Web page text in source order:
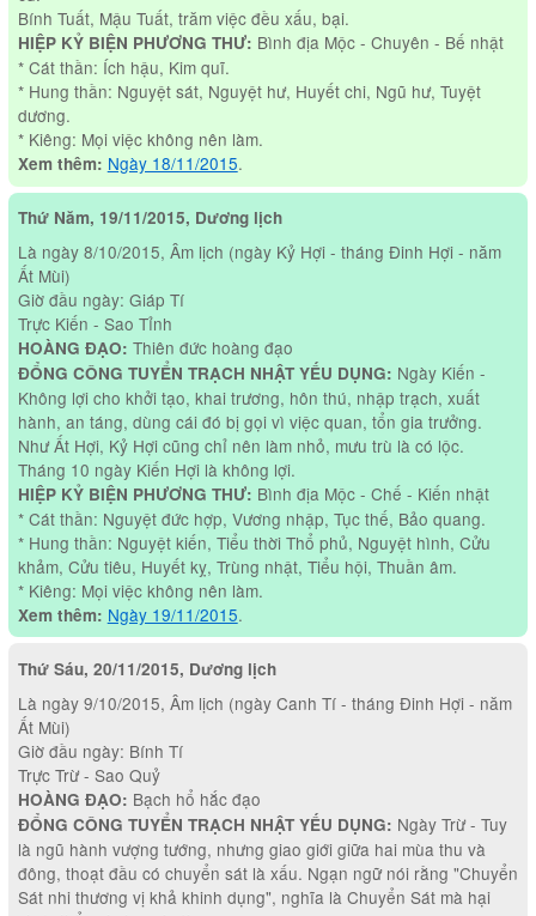
Bính Tuất, Mậu Tuất, trăm việc đều xấu, bại.
HIỆP KỶ BIỆN PHƯƠNG THƯ: Bình địa Mộc - Chuyên - Bế nhật
* Cát thần: Ích hậu, Kim quĩ.
* Hung thần: Nguyệt sát, Nguyệt hư, Huyết chi, Ngũ hư, Tuyệt
dương.
* Kiêng: Mọi việc không nên làm.
Xem thêm: Ngày 18/11/2015.
Thứ Năm, 19/11/2015, Dương lịch
Là ngày 8/10/2015, Âm lịch (ngày Kỷ Hợi - tháng Đinh Hợi - năm
Ất Mùi)
Giờ đầu ngày: Giáp Tí
Trực Kiến - Sao Tỉnh
HOÀNG ĐẠO: Thiên đức hoàng đạo
ĐỔNG CÔNG TUYỂN TRẠCH NHẬT YẾU DỤNG: Ngày Kiến -
Không lợi cho khởi tạo, khai trương, hôn thú, nhập trạch, xuất
hành, an táng, dùng cái đó bị gọi vì việc quan, tổn gia trưởng.
Như Ất Hợi, Kỷ Hợi cũng chỉ nên làm nhỏ, mưu trù là có lộc.
Tháng 10 ngày Kiến Hợi là không lợi.
HIỆP KỶ BIỆN PHƯƠNG THƯ: Bình địa Mộc - Chế - Kiến nhật
* Cát thần: Nguyệt đức hợp, Vương nhập, Tục thế, Bảo quang.
* Hung thần: Nguyệt kiến, Tiểu thời Thổ phủ, Nguyệt hình, Cửu
khảm, Cửu tiêu, Huyết kỵ, Trùng nhật, Tiểu hội, Thuần âm.
* Kiêng: Mọi việc không nên làm.
Xem thêm: Ngày 19/11/2015.
Thứ Sáu, 20/11/2015, Dương lịch
Là ngày 9/10/2015, Âm lịch (ngày Canh Tí - tháng Đinh Hợi - năm
Ất Mùi)
Giờ đầu ngày: Bính Tí
Trực Trừ - Sao Quỷ
HOÀNG ĐẠO: Bạch hổ hắc đạo
ĐỔNG CÔNG TUYỂN TRẠCH NHẬT YẾU DỤNG: Ngày Trừ - Tuy
là ngũ hành vượng tướng, nhưng giao giới giữa hai mùa thu và
đông, thoạt đầu có chuyển sát là xấu. Ngạn ngữ nói rằng "Chuyển
Sát nhi thương vị khả khinh dụng", nghĩa là Chuyển Sát mà hại